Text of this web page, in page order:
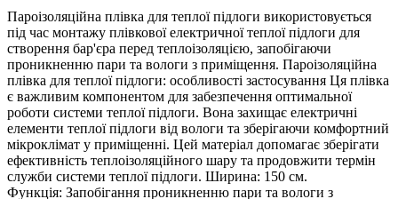
Пароізоляційна плівка для теплої підлоги використовується
під час монтажу плівкової електричної теплої підлоги для
створення бар'єра перед теплоізоляцією, запобігаючи
проникненню пари та вологи з приміщення. Пароізоляційна
плівка для теплої підлоги: особливості застосування Ця плівка
є важливим компонентом для забезпечення оптимальної
роботи системи теплої підлоги. Вона захищає електричні
елементи теплої підлоги від вологи та зберігаючи комфортний
мікроклімат у приміщенні. Цей матеріал допомагає зберігати
ефективність теплоізоляційного шару та продовжити термін
служби системи теплої підлоги. Ширина: 150 см.
Функція: Запобігання проникненню пари та вологи з